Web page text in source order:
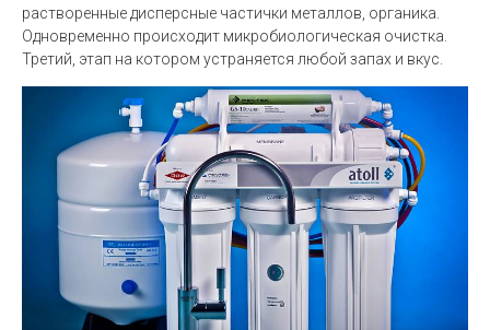
растворенные дисперсные частички металлов, органика.
Одновременно происходит микробиологическая очистка.
Третий, этап на котором устраняется любой запах и вкус.